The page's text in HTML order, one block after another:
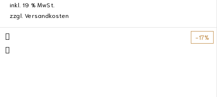
inkl. 19 % MwSt.
zzgl.Versandkosten
-17%